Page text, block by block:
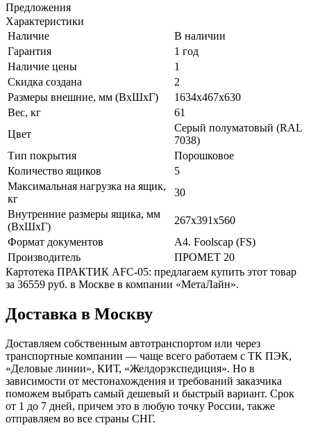
Предложения
Характеристики
Наличие
В наличии
Гарантия
1 год
Наличие цены
1
Скидка создана
2
Размеры внешние, мм (ВхШхГ)
1634x467x630
Вес, кг
61
Цвет
Серый полуматовый (RAL
7038)
Тип покрытия
Порошковое
Количество ящиков
5
Максимальная нагрузка на ящик,
кг
30
Внутренние размеры ящика, мм
(ВхШхГ)
267х391х560
Формат документов
A4. Foolscap (FS)
Производитель
ПРОМЕТ 20
Картотека ПРАКТИК AFC-05: предлагаем купить этот товар
за 36559 руб. в Москве в компании «МетаЛайн».
Доставка в Москву
Доставляем собственным автотранспортом или через
транспортные компании — чаще всего работаем с ТК ПЭК,
«Деловые линии», КИТ, «Желдорэкспедиция». Но в
зависимости от местонахождения и требований заказчика
поможем выбрать самый дешевый и быстрый вариант. Срок
от 1 до 7 дней, причем это в любую точку России, также
отправляем во все страны СНГ.